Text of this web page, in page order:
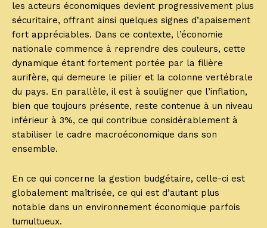
les acteurs économiques devient progressivement plus
sécuritaire, offrant ainsi quelques signes d’apaisement
fort appréciables. Dans ce contexte, l’économie
nationale commence à reprendre des couleurs, cette
dynamique étant fortement portée par la filière
aurifère, qui demeure le pilier et la colonne vertébrale
du pays. En parallèle, il est à souligner que l’inflation,
bien que toujours présente, reste contenue à un niveau
inférieur à 3%, ce qui contribue considérablement à
stabiliser le cadre macroéconomique dans son
ensemble.
En ce qui concerne la gestion budgétaire, celle-ci est
globalement maîtrisée, ce qui est d’autant plus
notable dans un environnement économique parfois
tumultueux.